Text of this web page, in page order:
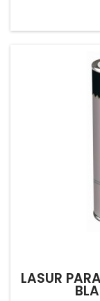
LASUR